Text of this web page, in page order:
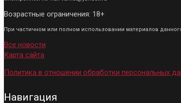
Возрастные ограничения: 18+
При частичном или полном использовании материалов
Все новости
Карта сайта
Политика в отношении обработки персональных
Навигация